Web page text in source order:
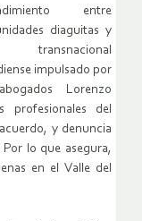
entre
diaguitas y
impulsado por
Lorenzo
del
y denuncia
lo que asegura,
en el Valle del